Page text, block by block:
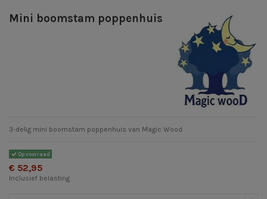
Mini boomstam poppenhuis
3-delig mini boomstam poppenhuis van Magic Wood
Op voorraad
€ 52,95
Inclusief belasting